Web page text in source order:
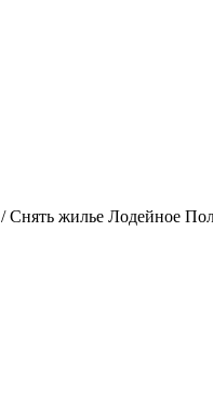
/ Снять жилье Лодейное